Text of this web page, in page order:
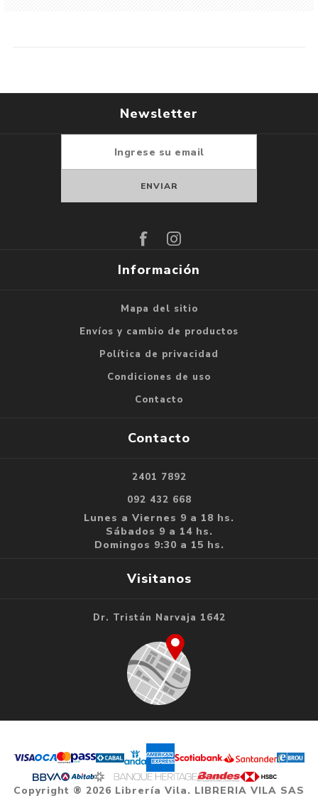
Newsletter
Información
Mapa del sitio
Envíos y cambio de productos
Política de privacidad
Condiciones de uso
Contacto
Contacto
2401 7892
092 432 668
Lunes a Viernes 9 a 18 hs.
Sábados 9 a 14 hs.
Domingos 9:30 a 15 hs.
Visitanos
Dr. Tristán Narvaja 1642
Copyright ® 2026 Librería Vila. LIBRERIA VILA SAS